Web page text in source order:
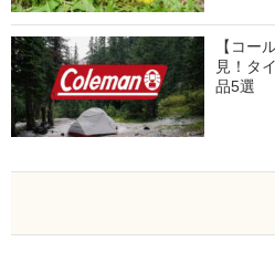
【コー
見！タ
品5選